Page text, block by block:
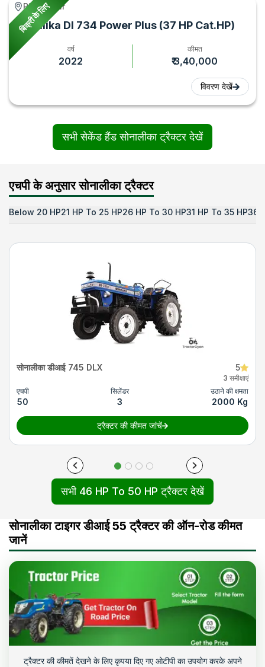
बिक्री के लिए
Piro, Bihar
Sonalika DI 734 Power Plus (37 HP Cat.HP)
वर्ष
2022
कीमत
₹ 3,40,000
विवरण देखें
सभी सेकेंड हैंड सोनालीका ट्रैक्टर देखें
एचपी के अनुसार सोनालीका ट्रैक्टर
Below 20 HP21 HP To 25 HP26 HP To 30 HP31 HP To 35 HP36
सोनालीका डीआई 745 DLX 5
3 समीक्षाएं
एचपी
50
सिलेंडर
3
उठाने की क्षमता
2000 Kg
ट्रैक्टर की कीमत जांचें
सभी 46 HP To 50 HP ट्रैक्टर देखें
सोनालीका टाइगर डीआई 55 ट्रैक्टर की ऑन-रोड कीमत
जानें
ट्रैक्टर की कीमतें देखने के लिए कृपया दिए गए ओटीपी का उपयोग करके अपने